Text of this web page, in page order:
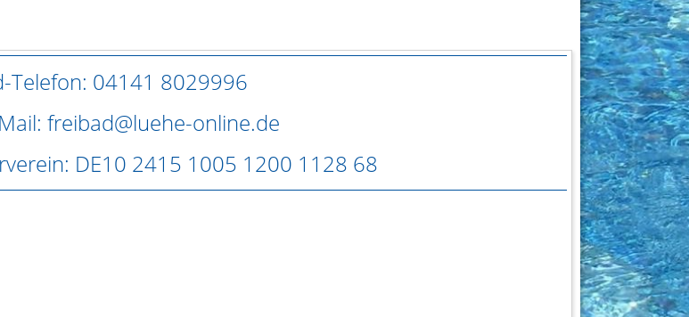
Telefon: 04141 8029996
freibad@luehe-online.de
DE10 2415 1005 1200 1128 68